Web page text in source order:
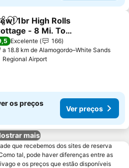
Adicionar aos favoritos
1br High Rolls
- 8 Mi. To
preços
Excelente
166
a 18.8 km de Alamogordo–White Sands
Regional Airport
os preços
Ver preços
mais
que recebemos dos sites de reserva
tal, pode haver diferenças entre as
e os preços que estão disponíveis